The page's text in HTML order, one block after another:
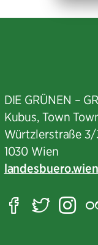
DIE GRÜNEN –
Kubus, Town
Würtzlerstraße
1030 Wien
landesbuero.wien